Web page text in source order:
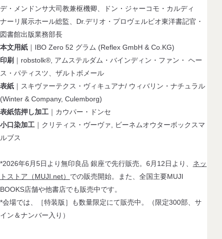
デ・メンドンサ大司教兼枢機卿、ドン・ジャーコモ・カルディ
ナーリ展示ホール総監、Dr.デリオ・プロヴェルビオ東洋書記官・
図書館出版業務部長
本文用紙 ｜IBO Zero 52 グラム (Reflex GmbH & Co.KG)
印刷 ｜robstolk®, アムステルダム・バインディン・ファン・ ヘー
ス・パティスツ、ザルトボメール
表紙 ｜スキヴァーテクス・ヴィキュアナ/ ウィバリン・ナチュラル
(Winter & Company, Culemborg)
表紙箔押し加工 ｜カウパー・ドンセ
小口染加工 ｜クリティス・ヴーヴァ, ビーネムオウターボックスマ
ルブス
*2026年6月5日より無印良品 銀座で先行販売。6月12日より、 ネッ
トストア（MUJI.net） での販売開始。また、全国主要MUJI
BOOKS店舗や他書店でも販売中です。
*会場では、［特装版］も数量限定にて販売中。（限定300部、サ
イン＆ナンバー入り）